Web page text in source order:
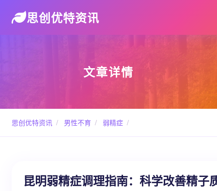
思创优特资讯
文章详情
思创优特资讯 / 男性不育 / 弱精症 /
昆明弱精症调理指南：科学改善精子